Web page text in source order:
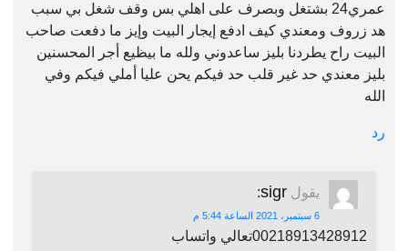
عمري24 بشتغل وبصرف على اهلي بس وقف شغل بي سبب
هد زروف ومعندي كيف ادفع إيجار البيت وإيز ما دفعت صاحب
البيت راح يطردنا بليز ساعدوني ولله ما بيظيع أجر المحسنين
بليز معندي حد غير قلب حد فيكم يحن عليا أملي فيكم وفي
الله
رد
يقول sigr
:
6 سبتمبر، 2021 الساعة 5:44 م
00218913428912تعالي واتساب